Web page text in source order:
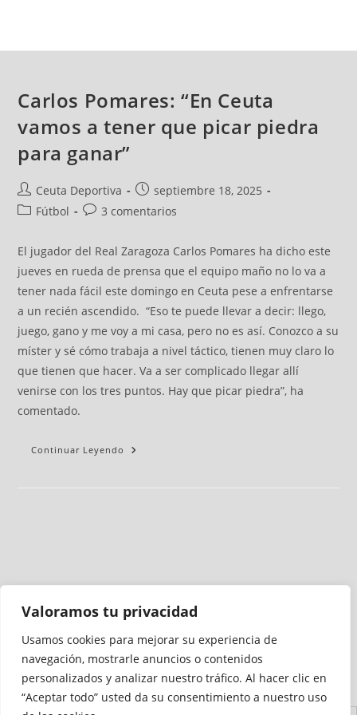
Valoramos tu privacidad
Usamos cookies para mejorar su experiencia de
navegación, mostrarle anuncios o contenidos
personalizados y analizar nuestro tráfico. Al hacer clic en
“Aceptar todo” usted da su consentimiento a nuestro uso
Carlos Pomares: “En Ceuta
vamos a tener que picar piedra
para ganar”
Ceuta Deportiva
septiembre 18, 2025
Fútbol
3 comentarios
El jugador del Real Zaragoza Carlos Pomares ha dicho este
jueves en rueda de prensa que el equipo maño no lo va a
tener nada fácil este domingo en Ceuta pese a enfrentarse
a un recién ascendido. “Eso te puede llevar a decir: llego,
juego, gano y me voy a mi casa, pero no es así. Conozco a su
míster y sé cómo trabaja a nivel táctico, tienen muy claro lo
que tienen que hacer. Va a ser complicado llegar allí
venirse con los tres puntos. Hay que picar piedra”, ha
comentado.
Continuar Leyendo
Medio auditado por